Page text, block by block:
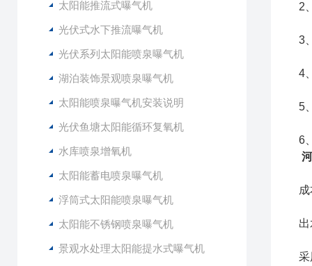
太阳能推流式曝气机
光伏式水下推流曝气机
光伏系列太阳能喷泉曝气机
湖泊装饰景观喷泉曝气机
太阳能喷泉曝气机安装说明
光伏鱼塘太阳能循环复氧机
水库喷泉增氧机
太阳能蓄电喷泉曝气机
浮筒式太阳能喷泉曝气机
太阳能不锈钢喷泉曝气机
景观水处理太阳能提水式曝气机
2
3
4
5
6
采